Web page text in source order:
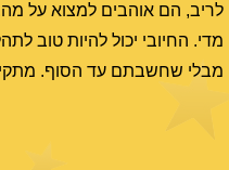
לריב, הם אוהבים למצוא על
מדי. החיובי יכול להיות
מבלי שחשבתם עד הסוף.